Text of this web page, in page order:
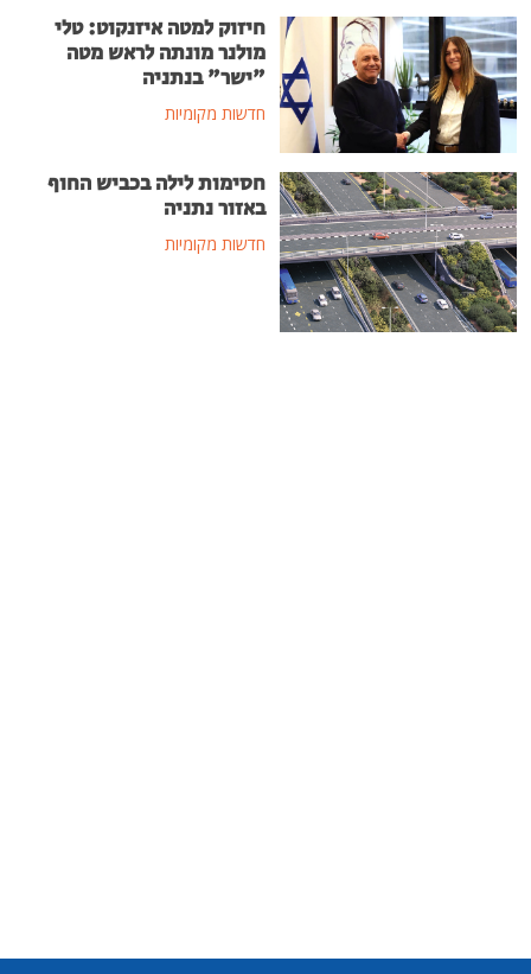
חיזוק למטה איזנקוט: טלי
מולנר מונתה לראש מטה
"ישר" בנתניה
חדשות מקומיות
חסימות לילה בכביש החוף
באזור נתניה
חדשות מקומיות